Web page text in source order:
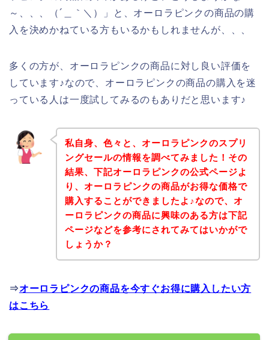
～、、、（´＿｀＼）」と、オーロラピンクの商品の購
入を決めかねている方もいるかもしれませんが、、、
多くの方が、オーロラピンクの商品に対し良い評価を
しています♪なので、オーロラピンクの商品の購入を迷
っている人は一度試してみるのもありだと思います♪
私自身、色々と、オーロラピンクのスプリ
ングセールの情報を調べてみました！その
結果、下記オーロラピンクの公式ページよ
り、オーロラピンクの商品がお得な価格で
購入することができましたよ♪なので、オ
ーロラピンクの商品に興味のある方は下記
ページなどを参考にされてみてはいかがで
しょうか？
⇒オーロラピンクの商品を今すぐお得に購入したい方
はこちら